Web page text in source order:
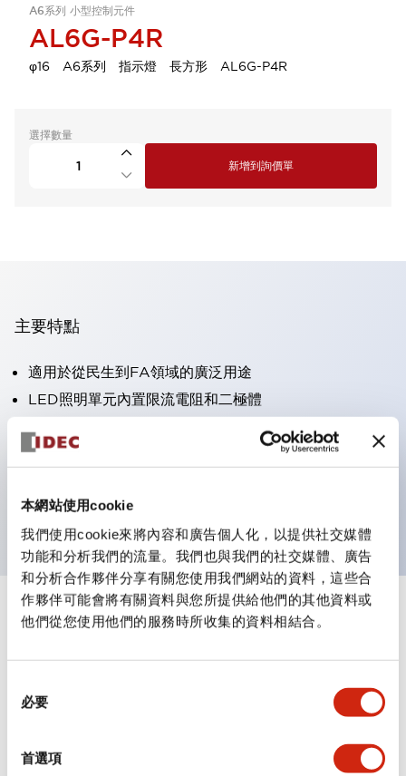
本網站使用cookie
我們使用cookie來將內容和廣告個人化，以提供社交媒體
功能和分析我們的流量。我們也與我們的社交媒體、廣告
和分析合作夥伴分享有關您使用我們網站的資料，這些合
作夥伴可能會將有關資料與您所提供給他們的其他資料或
他們從您使用他們的服務時所收集的資料相結合。
必要
首選項
A6系列 小型控制元件
AL6G-P4R
φ16 A6系列 指示燈 長方形 AL6G-P4R
選擇數量
新增到詢價單
主要特點
適用於從民生到FA領域的廣泛用途
LED照明單元內置限流電阻和二極體
防護結構具備IP40和IP65等級。（IEC 60529）
獲得UL・CSA認證。符合EN（歐洲）標準。 獲得CCC
可使用專用配件輕鬆更換為Φ22閃光輪廓
規格
審美規範
電氣規範（額定照明部分）
環境規範